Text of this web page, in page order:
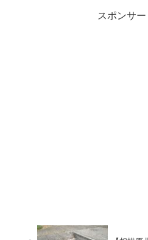
スポンサー